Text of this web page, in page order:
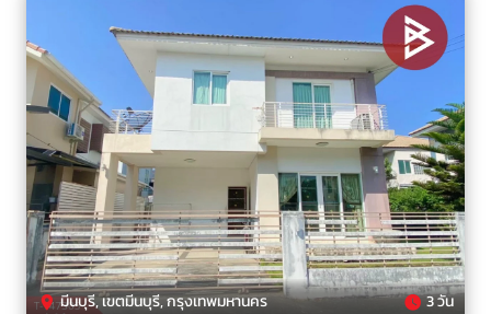
มีนบุรี, เขตมีนบุรี, กรุงเทพมหานคร 3 วัน